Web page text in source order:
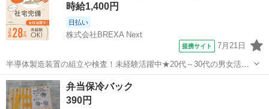
時給1,400円
日払い
株式会社BREXA Next
提携サイト 7月21日
半導体製造装置の組立や検査！未経験活躍中★20代～30代の男女活躍
中★ワンルーム寮完備！赴任旅費会社負担！マイカー通勤OK！無料駐
車場あり！正社員登用あり！《熊本県菊池郡大津町》 人気の工場のお
仕事 ◇半導体製造装置の組立...
熊本 その他
弁当保冷バック
390円